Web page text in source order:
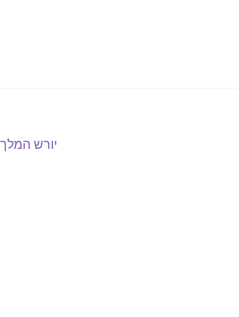
הפוסט
יורש המלך